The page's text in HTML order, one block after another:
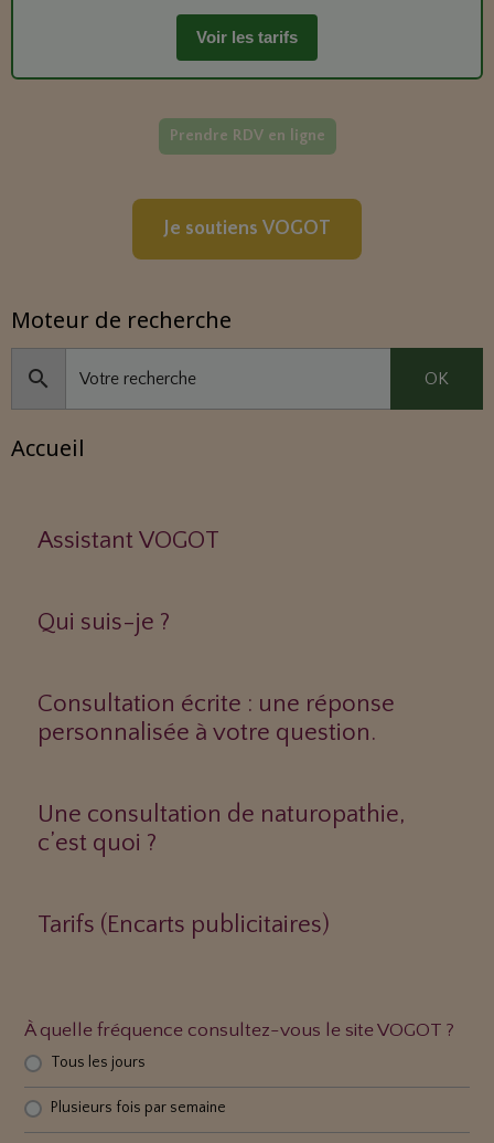
Voir les tarifs
Prendre RDV en ligne
Je soutiens VOGOT
Moteur de recherche
OK
Accueil
Assistant VOGOT
Qui suis-je ?
Consultation écrite : une réponse
personnalisée à votre question.
Une consultation de naturopathie,
c’est quoi ?
Tarifs (Encarts publicitaires)
À quelle fréquence consultez-vous le site VOGOT ?
Tous les jours
Plusieurs fois par semaine